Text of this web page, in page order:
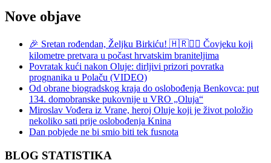
Nove objave
🎉 Sretan rođendan, Željku Birkiću! 🇭🇷🏃‍♂️ Čovjeku koji
kilometre pretvara u počast hrvatskim braniteljima
Povratak kući nakon Oluje: dirljivi prizori povratka
prognanika u Polaču (VIDEO)
Od obrane biogradskog kraja do oslobođenja Benkovca: put
134. domobranske pukovnije u VRO „Oluja“
Miroslav Vođera iz Vrane, heroj Oluje koji je život položio
nekoliko sati prije oslobođenja Knina
Dan pobjede ne bi smio biti tek fusnota
BLOG STATISTIKA